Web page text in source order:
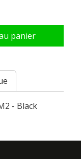
panier
- Black